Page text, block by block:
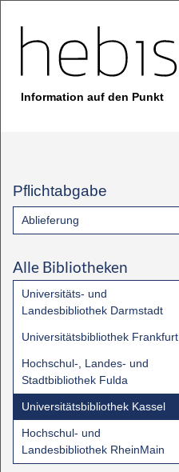
Information auf den Punkt
Pflichtabgabe
Ablieferung
Alle Bibliotheken
Universitäts- und
Landesbibliothek Darmstadt
Universitätsbibliothek Frankfurt
Hochschul-, Landes- und
Stadtbibliothek Fulda
Universitätsbibliothek Kassel
Hochschul- und
Landesbibliothek RheinMain